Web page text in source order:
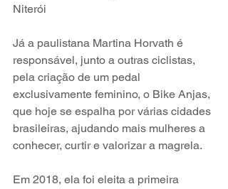
Niterói
Já a paulistana Martina Horvath é
responsável, junto a outras ciclistas,
pela criação de um pedal
exclusivamente feminino, o Bike Anjas,
que hoje se espalha por várias cidades
brasileiras, ajudando mais mulheres a
conhecer, curtir e valorizar a magrela.
Em 2018, ela foi eleita a primeira